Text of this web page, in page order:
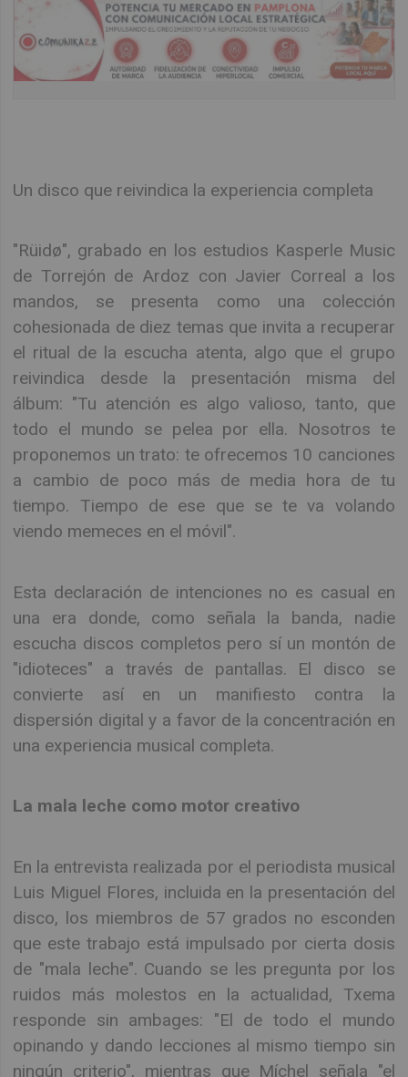
Un disco que reivindica la experiencia completa
"Rüidø", grabado en los estudios Kasperle Music
de Torrejón de Ardoz con Javier Correal a los
mandos, se presenta como una colección
cohesionada de diez temas que invita a recuperar
el ritual de la escucha atenta, algo que el grupo
reivindica desde la presentación misma del
álbum: "Tu atención es algo valioso, tanto, que
todo el mundo se pelea por ella. Nosotros te
proponemos un trato: te ofrecemos 10 canciones
a cambio de poco más de media hora de tu
tiempo. Tiempo de ese que se te va volando
viendo memeces en el móvil".
Esta declaración de intenciones no es casual en
una era donde, como señala la banda, nadie
escucha discos completos pero sí un montón de
"idioteces" a través de pantallas. El disco se
convierte así en un manifiesto contra la
dispersión digital y a favor de la concentración en
una experiencia musical completa.
La mala leche como motor creativo
En la entrevista realizada por el periodista musical
Luis Miguel Flores, incluida en la presentación del
disco, los miembros de 57 grados no esconden
que este trabajo está impulsado por cierta dosis
de "mala leche". Cuando se les pregunta por los
ruidos más molestos en la actualidad, Txema
responde sin ambages: "El de todo el mundo
opinando y dando lecciones al mismo tiempo sin
ningún criterio", mientras que Míchel señala "el